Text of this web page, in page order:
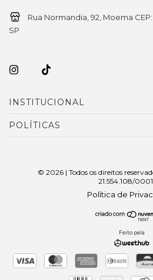
Rua Normandia, 92, Moema
SP
INSTITUCIONAL
POLÍTICAS
© 2026 | Todos os direitos
21.554.108/
Política de
Feito pela